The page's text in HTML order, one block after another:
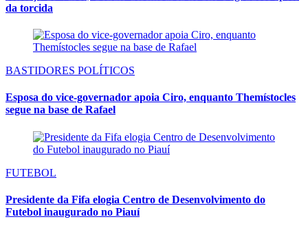
da torcida
BASTIDORES POLÍTICOS
Esposa do vice-governador apoia Ciro, enquanto Themístocles
segue na base de Rafael
FUTEBOL
Presidente da Fifa elogia Centro de Desenvolvimento do
Futebol inaugurado no Piauí